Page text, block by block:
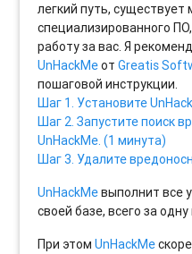
легкий путь,
специализированного
работу за вас. Я
UnHackMeотGreatis
пошаговой инструкции.
Шаг 1. Установите
Шаг 2. Запустите поиск
UnHackMe. (1 минута)
Шаг 3. Удалите
UnHackMeвыполнит все
своей базе, всего за одну
При этомUnHackMe